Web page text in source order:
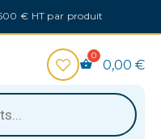
€ HT par produit
0,00 €